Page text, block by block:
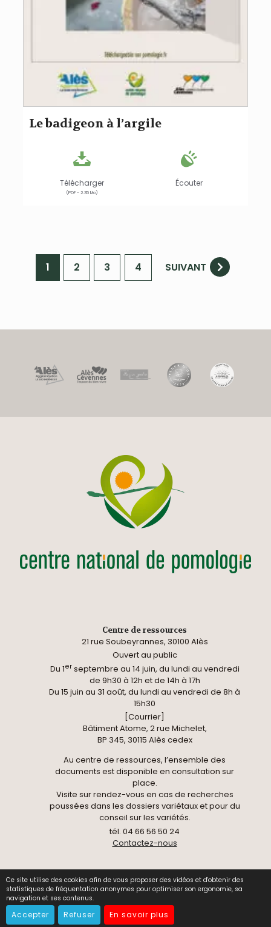
Ce site utilise des cookies afin de vous proposer des vidéos et d'obtenir des
statistiques de fréquentation anonymes pour optimiser son ergonomie, sa
navigation et ses contenus.
Accepter Refuser En savoir plus
Le badigeon à l’argile
Télécharger
(PDF - 2.35 Mo)
Écouter
1 2 3 4 SUIVANT
Centre de ressources
21 rue Soubeyrannes, 30100 Alès
Ouvert au public
Du 1erseptembre au 14 juin, du lundi au vendredi
de 9h30 à 12h et de 14h à 17h
Du 15 juin au 31 août, du lundi au vendredi de 8h à
15h30
[Courrier]
Bâtiment Atome, 2 rue Michelet,
BP 345, 30115 Alès cedex
Au centre de ressources, l’ensemble des
documents est disponible en consultation sur
place.
Visite sur rendez-vous en cas de recherches
poussées dans les dossiers variétaux et pour du
conseil sur les variétés.
tél. 04 66 56 50 24
Contactez-nous
© 2026 Centre National de Pomologie -Données
personnelles-Mentions légales-Gestion des cookies
-Contact